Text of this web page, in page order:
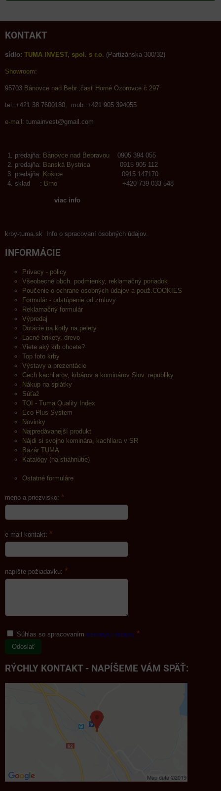
KONTAKT
sídlo: TUMA INVEST, spol. s r.o. (Partizánska 300/32)
Showroom:
95703 Bánovce nad Bebr.,časť Horné Ozorovce č.297
tel.:+421 38 7600180, mob.:+421 905 394055
e-mail: tumainvest@gmail.com
predajňa: Bánovce nad Bebravou 0905 394 055
predajňa: Banská Bystrica 0915 905 112
predajňa: Košice 0915 147170
sklad : Brno +420 739 033 548
viac info
krby-tuma.sk Info o spracovaní osobných údajov.
INFORMÁCIE
Privacy - policy
Všeobecné obch. podmienky, reklamačný poriadok
Poučenie o ochrane osobných údajov a použ.COOKIES
Formulár - odstúpenie od zmluvy
Reklamačný formulár
Výpredaj
Dotácie na kotly na pelety
Lacné brikety, drevo
Viete aký krb chcete?
Top foto krby
Výstavy a prezentácie
Cech kachliarov, krbárov a kominárov Slov. republiky
Nákup na splátky
Súťaž
TQI - Tuma Quality Index
Eco Plus System
Novinky
Najpredávanejší produkt
Nájdi si svojho kominára, kachliara v SR
Bazár TUMA
Katalógy (na stiahnutie)
Ostatné formuláre
meno a priezvisko: *
e-mail kontakt: *
napíšte požiadavku: *
Súhlas so spracovaním osobných údajov *
Odoslať
RÝCHLY KONTAKT - NAPÍŠEME VÁM SPÄŤ: